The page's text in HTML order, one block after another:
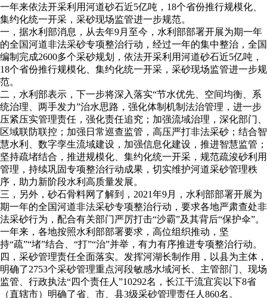
一年来依法开采利用河道砂石近5亿吨，18个省份推行规模化、
集约化统一开采，采砂现场监管进一步规范。
一，据水利部消息，从去年9月至今，水利部部署开展为期一年
的全国河道非法采砂专项整治行动，经过一年的集中整治，全国
编制完成2600多个采砂规划，依法开采利用河道砂石近5亿吨，
18个省份推行规模化、集约化统一开采，采砂现场监管进一步规
范。
二，水利部表示，下一步将深入落实“节水优先、空间均衡、系
统治理、两手发力”治水思路，强化体制机制法治管理，进一步
压紧压实管理责任，强化责任追究；加强流域治理，深化部门、
区域联防联控；加强日常巡查监管，高压严打非法采砂；结合智
慧水利、数字孪生流域建设，加强信息化建设，推进智慧监管；
坚持疏堵结合，推进规模化、集约化统一开采，规范疏浚砂利用
管理，持续巩固专项整治行动成果，切实维护河道采砂管理秩
序，助力新阶段水利高质量发展。
三，另外，砂石骨料网了解到，2021年9月，水利部部署开展为
期一年的全国河道非法采砂专项整治行动，要求各地严肃查处非
法采砂行为，配合有关部门严厉打击“沙霸”及其背后“保护伞”。
一年来，各地按照水利部部署要求，高位组织推动，坚
持“疏”“堵”结合、“打”“治”并举，有力有序推进专项整治行动。
四，采砂管理责任全面落实。发挥河湖长制作用，以县为主体，
明确了2753个采砂管理重点河段敏感水域河长、主管部门、现场
监管、行政执法“四个责任人”10292名，长江干流宜宾以下8省
（直辖市）明确了省、市、县3级采砂管理责任人860名。